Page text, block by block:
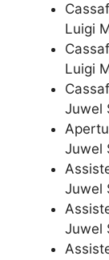
Luigi
Luigi
Juwel
Juwel
Juwel
Juwel